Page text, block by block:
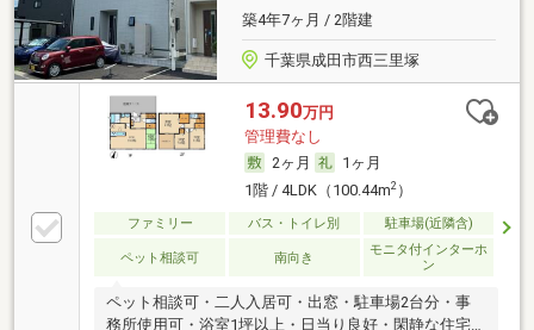
築4年7ヶ月 / 2階建
千葉県成田市西三里塚
13.90万円
管理費なし
2ヶ月
1ヶ月
1階 / 4LDK（100.44m2）
ファミリー バス・トイレ別 駐車場(近隣含)
ペット相談可 南向き
モニタ付インターホ
ン
ペット相談可・二人入居可・出窓・駐車場2台分・事
務所使用可・浴室1坪以上・日当り良好・閑静な住宅